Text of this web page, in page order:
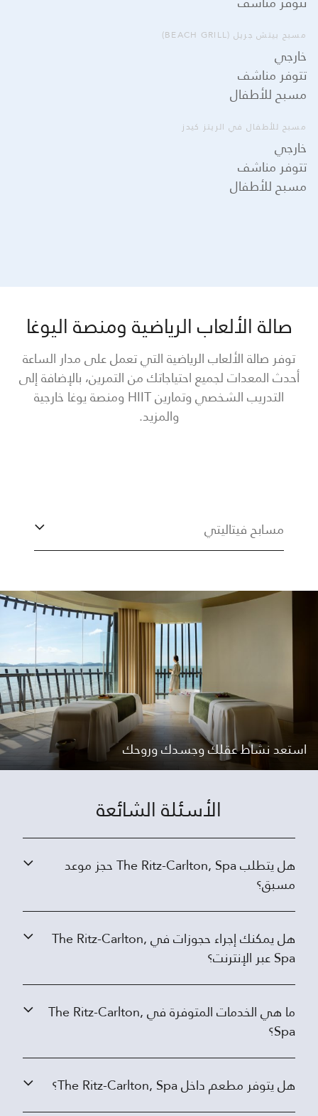
مسبح بيتش جريل (BEACH GRILL)
خارجي
تتوفر مناشف
مسبح للأطفال
مسبح للأطفال في الريتز كيدز
خارجي
تتوفر مناشف
مسبح للأطفال
صالة الألعاب الرياضية ومنصة اليوغا
توفر صالة الألعاب الرياضية التي تعمل على مدار الساعة
أحدث المعدات لجميع احتياجاتك من التمرين، بالإضافة إلى
التدريب الشخصي وتمارين HIIT ومنصة يوغا خارجية
والمزيد.
مسابح فيتاليتي
استعد نشاط عقلك وجسدك وروحك
الأسئلة الشائعة
هل يتطلب The Ritz-Carlton, Spa حجز موعد
مسبق؟
هل يمكنك إجراء حجوزات في The Ritz-Carlton,
Spa عبر الإنترنت؟
ما هي الخدمات المتوفرة في The Ritz-Carlton,
Spa؟
هل يتوفر مطعم داخل The Ritz-Carlton, Spa؟